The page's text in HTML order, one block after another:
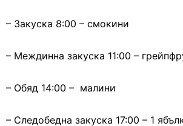
– Закуска 8:00 – смокини
– Междинна закуска 11:00 –
– Обяд 14:00 – малини
– Следобедна закуска 17:00 – 1